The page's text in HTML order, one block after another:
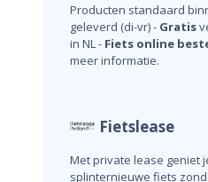
Producten standaard
geleverd (di-vr) - Gratis
in NL - Fiets online
meer informatie.
Fietslease
Met private lease geniet
splinternieuwe fiets